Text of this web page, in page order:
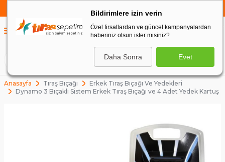
Anasayfa Tıraş Bıçağı
Erkek Tıraş Bıçağı Ve Yedekleri
Dynamo 3 Bıçaklı Sistem Erkek Tıraş Bıçağı ve 4 Adet Yedek Kartuş
Bildirimlere izin verin
Özel firsatlardan ve güncel kampanyalardan
haberiniz olsun ister misiniz?
Daha Sonra Evet